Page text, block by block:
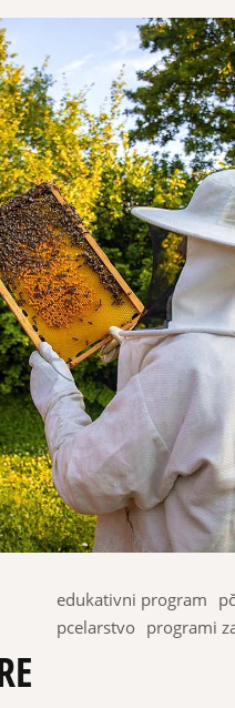
edukativni program
pcelarstvo programi